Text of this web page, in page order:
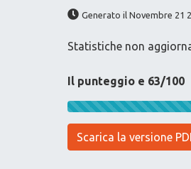
Generato il Novembre 21
Statistiche non
Il punteggio e 63/100
Scarica la versione